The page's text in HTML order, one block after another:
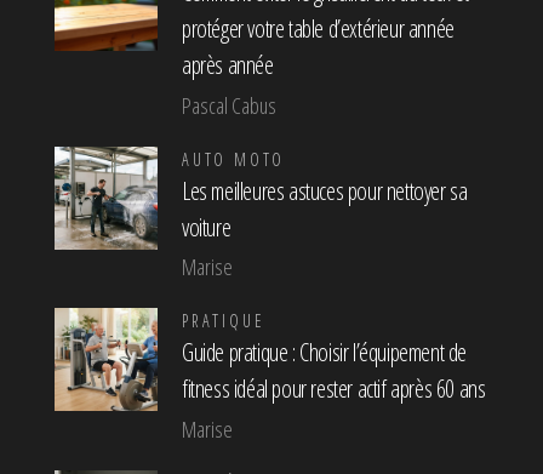
protéger votre table d’extérieur année
après année
Pascal Cabus
AUTO MOTO
Les meilleures astuces pour nettoyer sa
voiture
Marise
PRATIQUE
Guide pratique : Choisir l’équipement de
fitness idéal pour rester actif après 60 ans
Marise